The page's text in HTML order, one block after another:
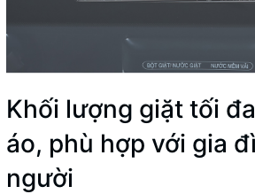
Khối lượng giặt tối
áo, phù hợp với gia
người